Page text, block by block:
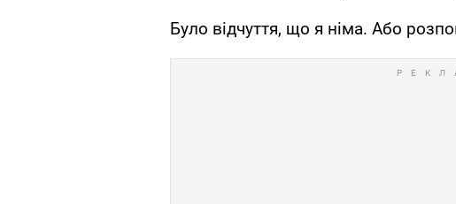
Було відчуття, що я німа. Або